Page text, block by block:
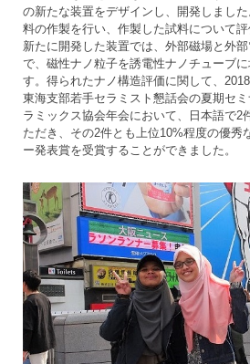
の新たな装置をデザインし、開発しまし
料の作製を行い、作製した試料について
新たに開発した装置では、外部磁場と外
で、磁性ナノ粒子を誘電性ナノチューブ
す。得られたナノ構造評価に関して、
東海支部若手セラミスト懇話会の夏期セ
ラミックス協会年会において、日本語で2
ただき、その2件とも上位10%程度の優秀
ー発表賞を受賞することができました。